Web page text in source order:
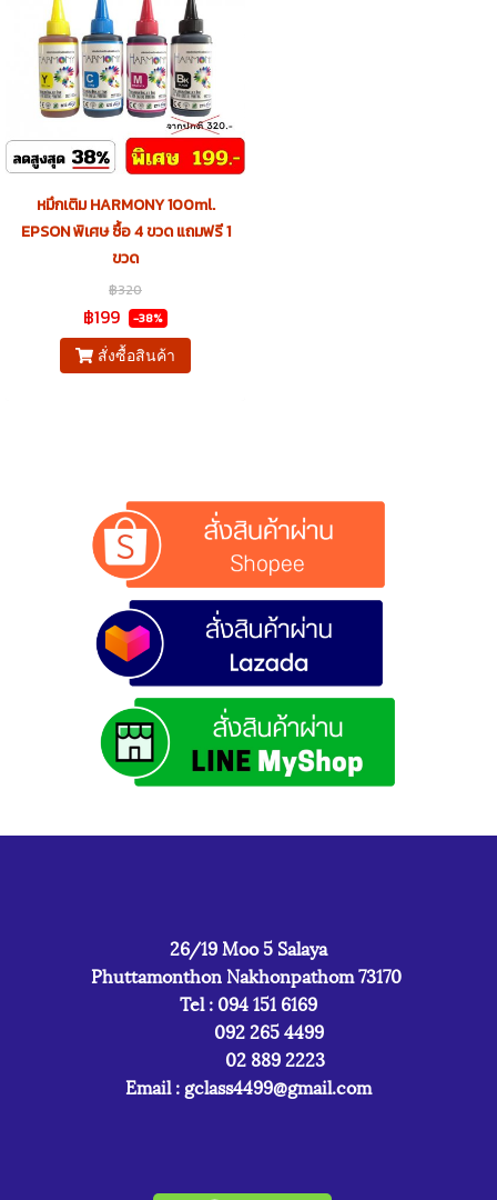
หมึกเติม HARMONY 100ml.
EPSON พิเศษ ซื้อ 4 ขวด แถมฟรี 1
ขวด
฿320
฿199 -38%
สั่งซื้อสินค้า
26/19 Moo 5 Salaya
Phuttamonthon Nakhonpathom 73170
Tel : 094 151 6169
092 265 4499
02 889 2223
Email : gclass4499@gmail.com